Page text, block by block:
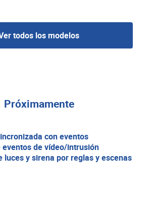
todos los modelos
Próximamente
con eventos
eventos de vídeo/intrusión
luces y sirena por reglas y escenas